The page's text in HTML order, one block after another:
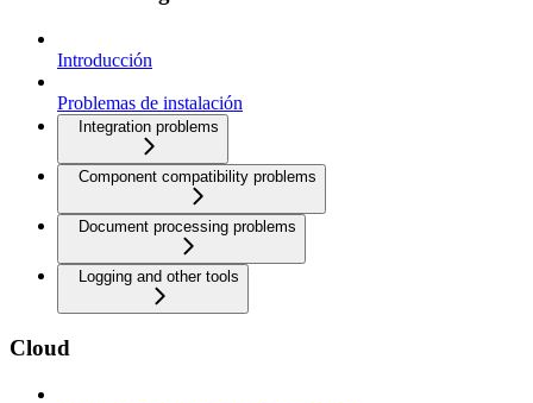
Introducción
Problemas de instalación
Integration problems
Component compatibility problems
Document processing problems
Logging and other tools
Cloud